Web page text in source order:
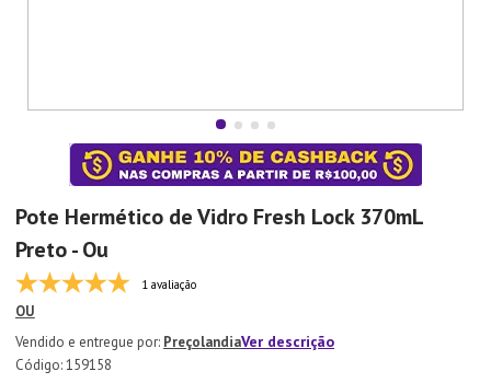
Pote Hermético de Vidro Fresh Lock 370mL
Preto - Ou
1 avaliação
OU
PreçolandiaVer descrição
:159158
Aparelho Jantar